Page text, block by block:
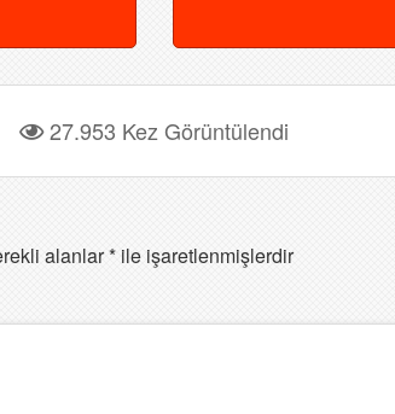
27.953 Kez Görüntülendi
alanlar* ile işaretlenmişlerdir